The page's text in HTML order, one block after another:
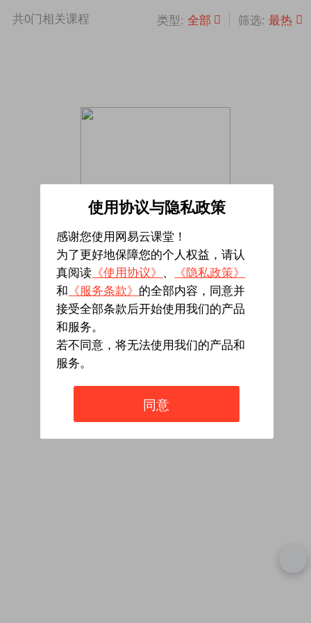
共0门相关课程 类型: 全部 筛选: 最热
暂无相关课程
使用协议与隐私政策
感谢您使用网易云课堂！
为了更好地保障您的个人权益，请认
真阅读 《使用协议》 、
《隐私政策》
和 《服务条款》 的全部内容，同意并
接受全部条款后开始使用我们的产品
和服务。
若不同意，将无法使用我们的产品和
服务。
同意